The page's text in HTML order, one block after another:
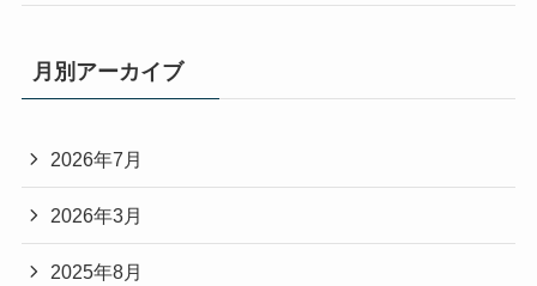
月別アーカイブ
2026年7月
2026年3月
2025年8月